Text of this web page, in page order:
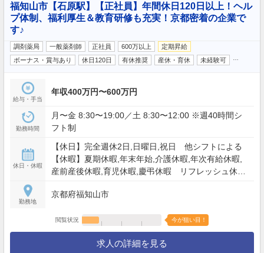
福知山市【石原駅】【正社員】年間休日120日以上！ヘル
プ体制、福利厚生＆教育研修も充実！京都密着の企業で
す♪
調剤薬局 一般薬剤師 正社員 600万以上
定期昇給
ボーナス・賞与あり
休日120日 有休推奨 産休・育休 未経験可
給与・手当
年収400万円〜600万円
勤務時間
月〜金 8:30〜19:00／土 8:30〜12:00 ※週40時間シ
フト制
休日・休暇
【休日】完全週休2日,日曜日,祝日 他シフトによる
【休暇】夏期休暇,年末年始,介護休暇,年次有給休暇,
産前産後休暇,育児休暇,慶弔休暇 リフレッシュ休暇
勤務地
京都府福知山市
閲覧状況 今が狙い目！
求人の詳細を見る